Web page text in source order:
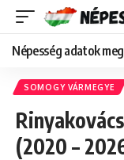
Népesség adatok
SOMOGY VÁRMEGYE
(2020 –